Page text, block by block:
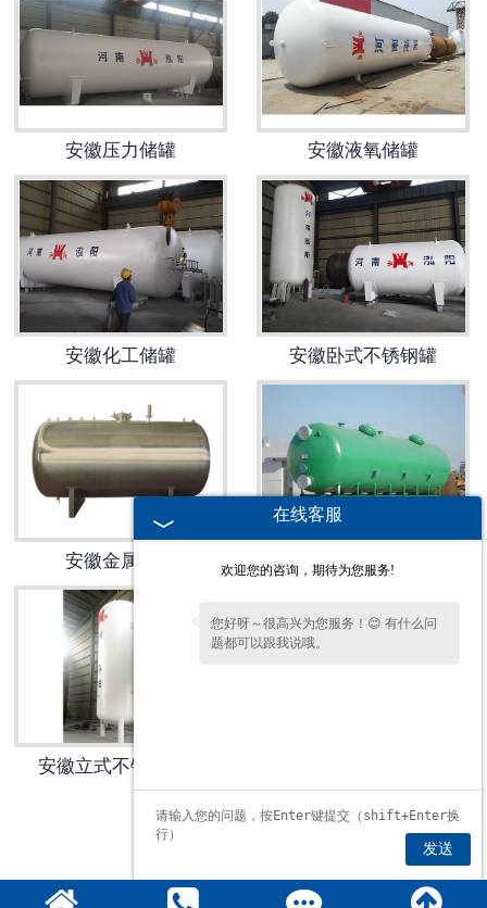
安徽反应容器
安徽压力储罐 安徽液氧储罐
安徽化工储罐 安徽卧式不锈钢罐
安徽金属储罐 安徽化工设备储罐
安徽立式不锈钢储罐
1 2 »
在线客服
欢迎您的咨询，期待为您服务!
您好呀～很高兴为您服务！😊 有什么问
题都可以跟我说哦。
发送